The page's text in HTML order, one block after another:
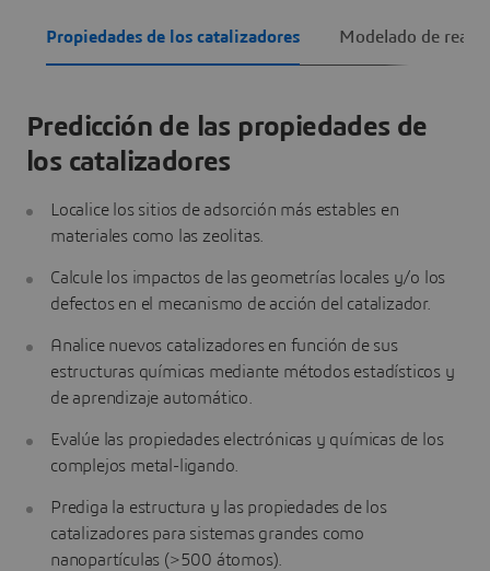
Propiedades de los catalizadores Modelado de
Predicción de las propiedades de
los catalizadores
Localice los sitios de adsorción más estables en
materiales como las zeolitas.
Calcule los impactos de las geometrías locales y/o los
defectos en el mecanismo de acción del catalizador.
Analice nuevos catalizadores en función de sus
estructuras químicas mediante métodos estadísticos y
de aprendizaje automático.
Evalúe las propiedades electrónicas y químicas de los
complejos metal-ligando.
Prediga la estructura y las propiedades de los
catalizadores para sistemas grandes como
nanopartículas (>500 átomos).